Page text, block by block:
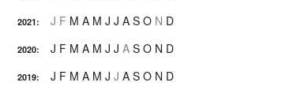
2021: J F M A M J J A S O N D
2020: J F M A M J J A S O N D
2019: J F M A M J J A S O N D